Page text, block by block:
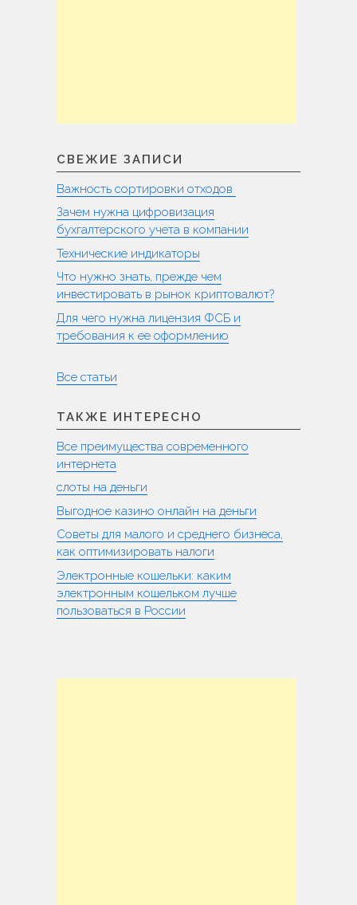
СВЕЖИЕ ЗАПИСИ
Важность сортировки отходов
Зачем нужна цифровизация
бухгалтерского учета в компании
Технические индикаторы
Что нужно знать, прежде чем
инвестировать в рынок криптовалют?
Для чего нужна лицензия ФСБ и
требования к ее оформлению
Все статьи
ТАКЖЕ ИНТЕРЕСНО
Все преимущества современного
интернета
слоты на деньги
Выгодное казино онлайн на деньги
Советы для малого и среднего бизнеса,
как оптимизировать налоги
Электронные кошельки: каким
электронным кошельком лучше
пользоваться в России